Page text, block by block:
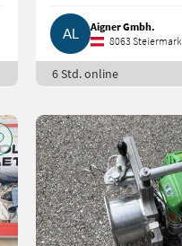
Aigner Gmbh.
8063 Steiermark
6 Std. online